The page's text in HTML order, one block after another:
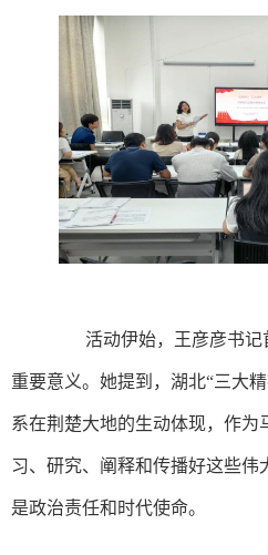
活动伊始，王彦彦书
重要意义。她提到，湖北“三大
系在荆楚大地的生动体现，作为
习、研究、阐释和传播好这些伟
是政治责任和时代使命。